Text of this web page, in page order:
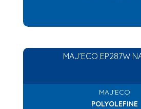
MAJ’ECO EP287W
MAJ'ECO
POLYOLEFINE